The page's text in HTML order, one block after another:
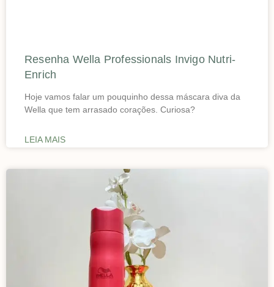
Resenha Wella Professionals Invigo Nutri-
Enrich
Hoje vamos falar um pouquinho dessa máscara diva da
Wella que tem arrasado corações. Curiosa?
LEIA MAIS